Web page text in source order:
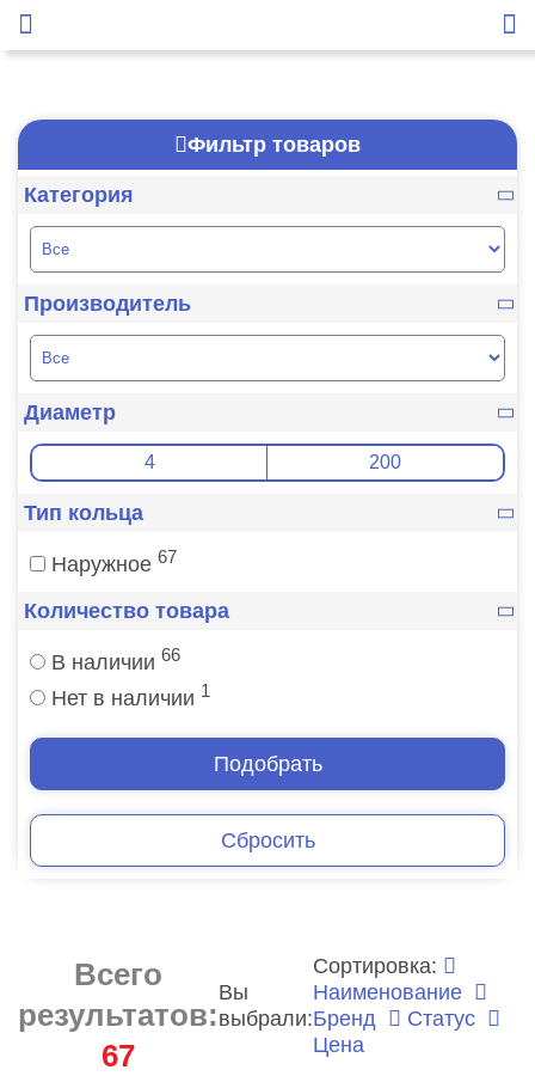
Фильтр товаров
Категория
Производитель
Диаметр
Тип кольца
Наружное 67
Количество товара
В наличии 66
Нет в наличии 1
Подобрать
Сбросить
Всего
результатов:
67
Вы
выбрали:
Сортировка:
Наименование
Бренд
Статус
Цена